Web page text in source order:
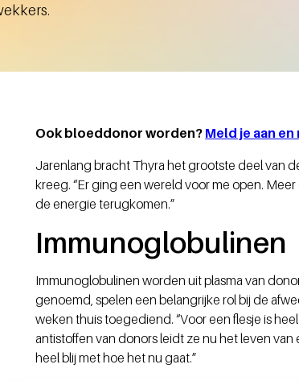
Ook bloeddonor worden? Meld je aan
Jarenlang bracht Thyra het grootste deel van
kreeg. “Er ging een wereld voor me open.
de energie terugkomen.”
Immunoglobulinen
Immunoglobulinen worden uit plasma van
genoemd, spelen een belangrijke rol bij de
weken thuis toegediend. “Voor een flesje is
antistoffen van donors leidt ze nu het leven van
heel blij met hoe het nu gaat.”